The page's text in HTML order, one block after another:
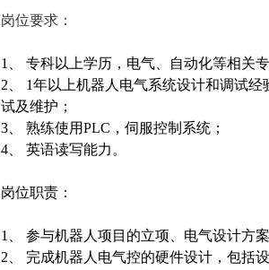
岗位要求：
1、 专科以上学历，电气、自动化等相关
2、 1年以上机器人电气系统设计和调试
试及维护；
3、 熟练使用PLC，伺服控制系统；
4、 英语读写能力。
岗位职责：
1、 参与机器人项目的立项、电气设计方
2、 完成机器人电气控的硬件设计，包括